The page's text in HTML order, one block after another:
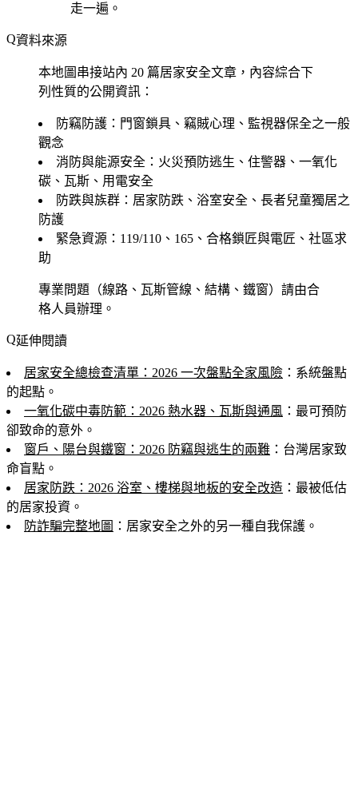
走一遍。
資料來源
本地圖串接站內 20 篇居家安全文章，內容綜合下
列性質的公開資訊：
防竊防護 ：門窗鎖具、竊賊心理、監視器保全之一般
觀念
消防與能源安全 ：火災預防逃生、住警器、一氧化
碳、瓦斯、用電安全
防跌與族群 ：居家防跌、浴室安全、長者兒童獨居之
防護
緊急資源 ：119/110、165、合格鎖匠與電匠、社區求
助
專業問題（線路、瓦斯管線、結構、鐵窗）請由合
格人員辦理。
延伸閱讀
居家安全總檢查清單：2026 一次盤點全家風險 ：系統盤點
的起點。
一氧化碳中毒防範：2026 熱水器、瓦斯與通風 ：最可預防
卻致命的意外。
窗戶、陽台與鐵窗：2026 防竊與逃生的兩難 ：台灣居家致
命盲點。
居家防跌：2026 浴室、樓梯與地板的安全改造 ：最被低估
的居家投資。
防詐騙完整地圖 ：居家安全之外的另一種自我保護。